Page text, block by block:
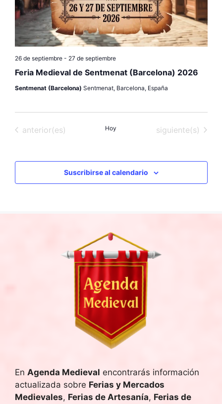
h
a
Feria Medieval de Sentmenat (Barcelona) 2026
26 de septiembre- 27 de septiembre
Sentmenat (Barcelona) Sentmenat, Barcelona, España
Eventos
anterior(es) Hoy Eventos
siguiente(s)
Suscribirse al calendario
En Agenda Medieval encontrarás información
actualizada sobre Ferias y Mercados
Medievales, Ferias de Artesanía, Ferias de